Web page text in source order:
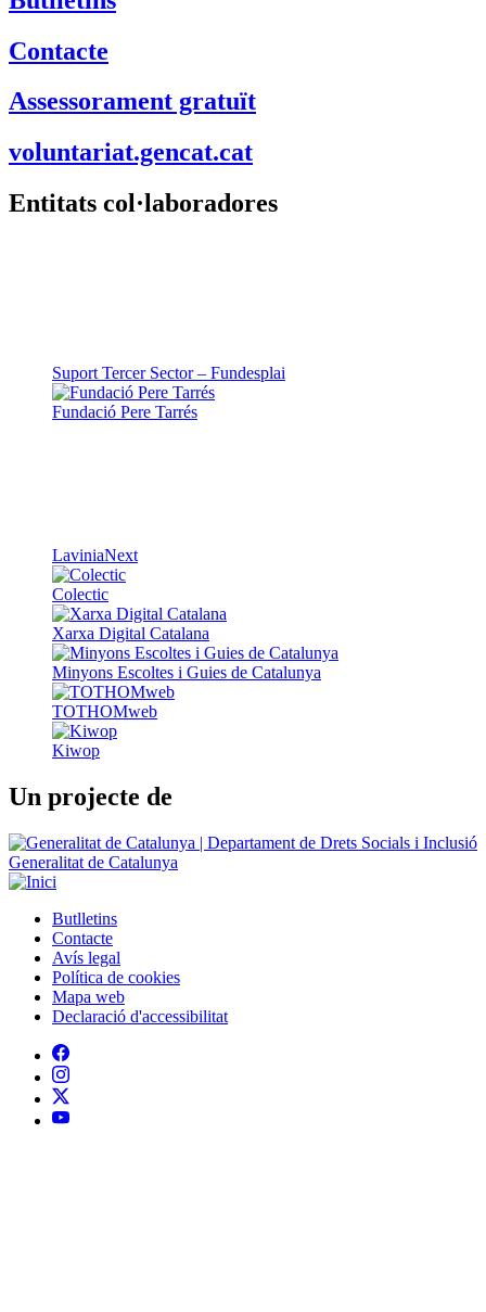
Contacte
Assessorament gratuït
voluntariat.gencat.cat
Entitats col·laboradores
Suport Tercer Sector – Fundesplai
Fundació Pere Tarrés
LaviniaNext
Colectic
Xarxa Digital Catalana
Minyons Escoltes i Guies de Catalunya
TOTHOMweb
Kiwop
Un projecte de
Generalitat de Catalunya
Peu
Butlletins
Contacte
Avís legal
Política de cookies
Mapa web
Declaració d'accessibilitat